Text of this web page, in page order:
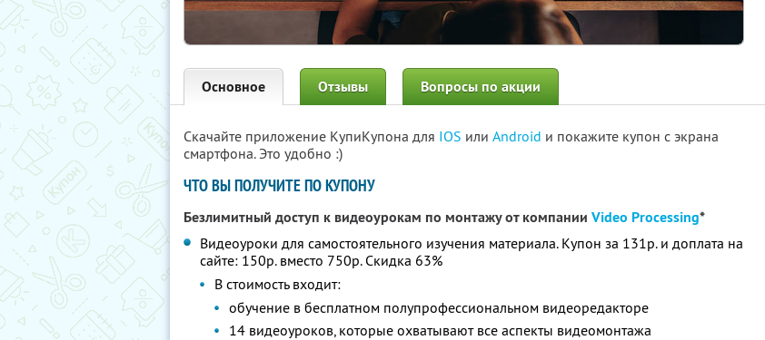
Основное Отзывы Вопросы по акции
Скачайте приложение КупиКупона для IOS или Android и покажите купон с экрана
смартфона. Это удобно :)
ЧТО ВЫ ПОЛУЧИТЕ ПО КУПОНУ
Безлимитный доступ к видеоурокам по монтажу от компании Video Processing*
Видеоуроки для самостоятельного изучения материала. Купон за 131р. и доплата на
сайте: 150р. вместо 750р. Скидка 63%
В стоимость входит:
обучение в бесплатном полупрофессиональном видеоредакторе
14 видеоуроков, которые охватывают все аспекты видеомонтажа